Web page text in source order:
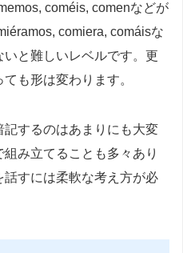
coméis, comenなどが
comiera, comáisな
と難しいレベルです。更
ても形は変わります。
記するのはあまりにも大変
み立てることも多々あり
話すには柔軟な考え方が必